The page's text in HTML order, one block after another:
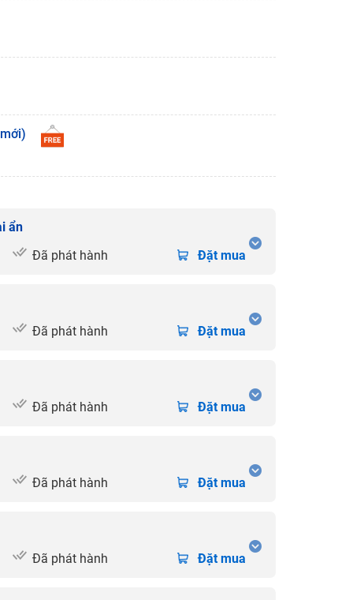
ẩn
Đã phát hành Đặt mua
Đã phát hành Đặt mua
Đã phát hành Đặt mua
Đã phát hành Đặt mua
Đã phát hành Đặt mua